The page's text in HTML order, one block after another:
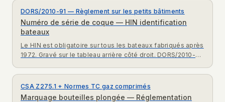
DORS/2010-91 — Règlement sur les petits bâtiments
Numéro de série de coque — HIN identification
bateaux
Le HIN est obligatoire sur tous les bateaux fabriqués après
1972. Gravé sur le tableau arrière côté droit. DORS/2010-91
CSA Z275.1 + Normes TC gaz comprimés
Marquage bouteilles plongée — Réglementation